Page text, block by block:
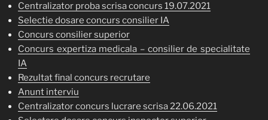
Centralizator proba scrisa concurs 19.07.2021
Selectie dosare concurs consilier IA
Concurs consilier superior
Concurs expertiza medicala – consilier de specialitate
IA
Rezultat final concurs recrutare
Anunt interviu
Centralizator concurs lucrare scrisa 22.06.2021